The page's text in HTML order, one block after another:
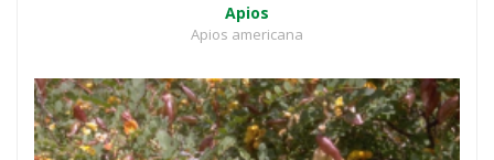
Apios
Apios americana